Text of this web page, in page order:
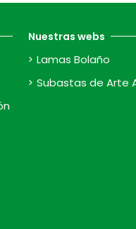
Nuestras webs
Lamas Bolaño
Subastas de Arte